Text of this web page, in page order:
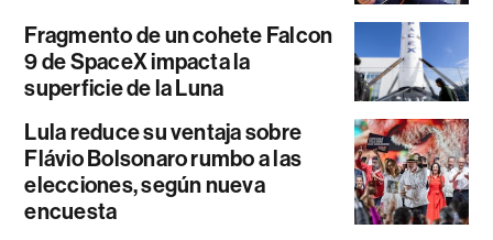
Fragmento de un cohete Falcon
9 de SpaceX impacta la
superficie de la Luna
Lula reduce su ventaja sobre
Flávio Bolsonaro rumbo a las
elecciones, según nueva
encuesta